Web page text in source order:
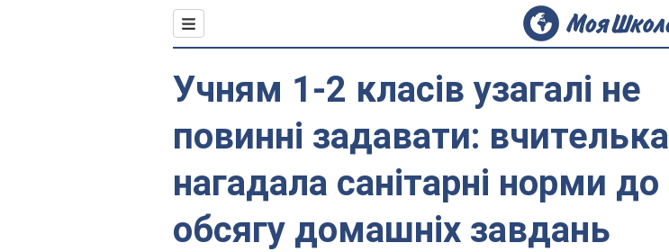
Учням 1-2 класів узагалі не
повинні задавати: вчителька
нагадала санітарні норми до
обсягу домашніх завдань